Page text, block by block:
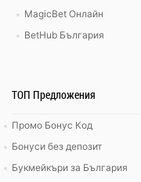
MagicBet Онлайн
BetHub България
ТОП Предложения
Промо Бонус Код
Бонуси без депозит
Букмейкъри за България